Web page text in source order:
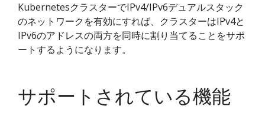
KubernetesクラスターでIPv4/IPv6デュアルスタック
のネットワークを有効にすれば、クラスターはIPv4と
IPv6のアドレスの両方を同時に割り当てることをサポ
ートするようになります。
サポートされている機能